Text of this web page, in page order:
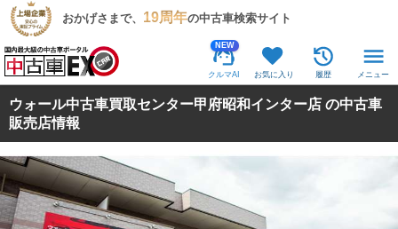
おかげさまで、 19周年の中古車検索サイト
NEW
クルマAI お気に入り 履歴 メニュー
ウォール中古車買取センター甲府昭和インター店 の中古車
販売店情報